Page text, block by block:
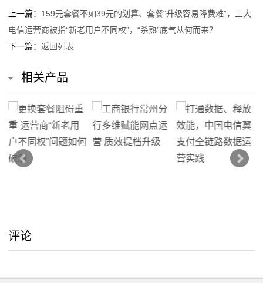
上一篇： 159元套餐不如39元的划算、套餐“升级容易降费难”，三大
电信运营商被指“新老用户不同权”，“杀熟”底气从何而来？
下一篇： 返回列表
相关产品
评论